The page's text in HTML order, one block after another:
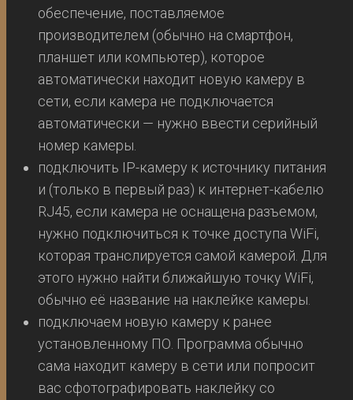
обеспечение, поставляемое
производителем (обычно на смартфон,
планшет или компьютер), которое
автоматически находит новую камеру в
сети, если камера не подключается
автоматически — нужно ввести серийный
номер камеры.
подключить IP-камеру к источнику питания
и (только в первый раз) к интернет-кабелю
RJ45, если камера не оснащена разъемом,
нужно подключиться к точке доступа WiFi,
которая транслируется самой камерой. Для
этого нужно найти ближайшую точку WiFi,
обычно её название на наклейке камеры.
подключаем новую камеру к ранее
установленному ПО. Программа обычно
сама находит камеру в сети или попросит
вас сфотографировать наклейку со